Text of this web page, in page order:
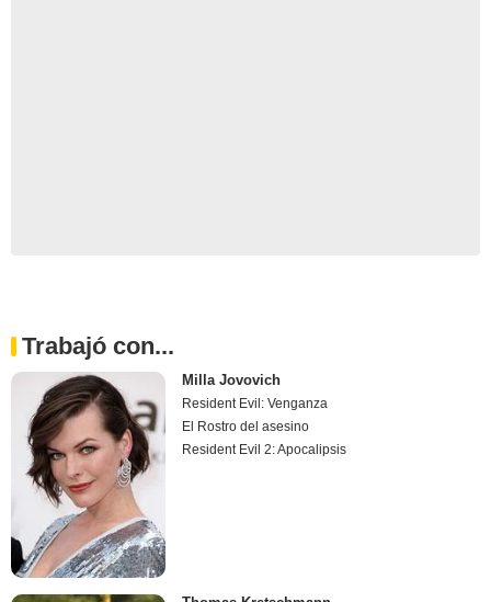
Trabajó con...
Milla Jovovich
Resident Evil: Venganza
El Rostro del asesino
Resident Evil 2: Apocalipsis